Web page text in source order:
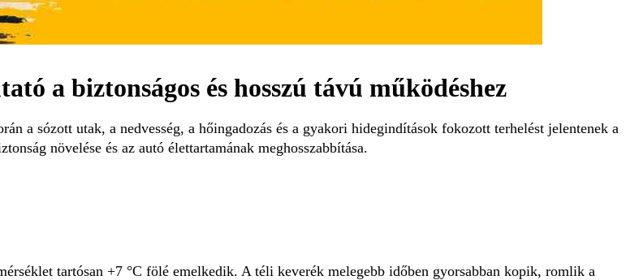
a biztonságos és hosszú távú működéshez
a sózott utak, a nedvesség, a hőingadozás és a gyakori hidegindítások fokozott terhelést jelentenek a
növelése és az autó élettartamának meghosszabbítása.
tartósan +7 °C fölé emelkedik. A téli keverék melegebb időben gyorsabban kopik, romlik a